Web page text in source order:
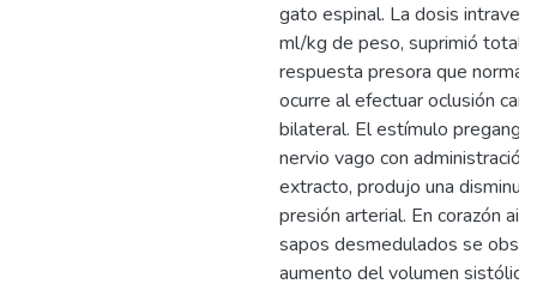
gato espinal. La dosis
ml/kg de peso, suprimió
respuesta presora que
ocurre al efectuar oclusión
bilateral. El estímulo
nervio vago con
extracto, produjo una
presión arterial. En corazón
sapos desmedulados se
aumento del volumen sistólico.